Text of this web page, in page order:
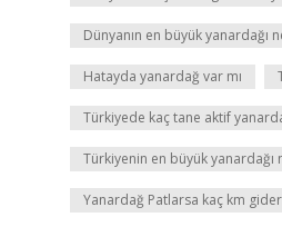
Dünyanın en büyük yanardağı
Hatayda yanardağ var mı
Türkiyede kaç tane aktif
Türkiyenin en büyük yanardağı
Yanardağ Patlarsa kaç km gider